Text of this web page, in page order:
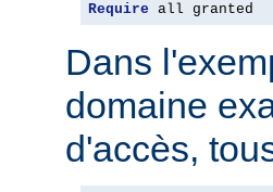
Require all granted
Dans
domaine
d'accès,